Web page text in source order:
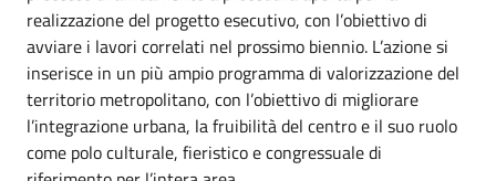
realizzazione del progetto esecutivo, con l’obiettivo di
avviare i lavori correlati nel prossimo biennio. L’azione si
inserisce in un più ampio programma di valorizzazione del
territorio metropolitano, con l’obiettivo di migliorare
l’integrazione urbana, la fruibilità del centro e il suo ruolo
come polo culturale, fieristico e congressuale di